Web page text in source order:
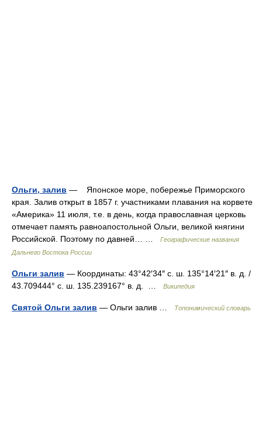
Ольги, залив — Японское море, побережье Приморского
края. Залив открыт в 1857 г. участниками плавания на корвете
«Америка» 11 июля, т.е. в день, когда православная церковь
отмечает память равноапостольной Ольги, великой княгини
Российской. Поэтому по давней… …
Географические названия
Дальнего Востока России
Ольги залив — Координаты: 43°42′34″ с. ш. 135°14′21″ в. д. /
43.709444° с. ш. 135.239167° в. д. …
Википедия
Святой Ольги залив — Ольги залив … Топонимический словарь